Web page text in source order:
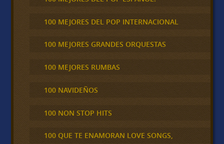
100 MEJORES DEL POP INTERNACIONAL
100 MEJORES GRANDES ORQUESTAS
100 MEJORES RUMBAS
100 NAVIDEÑOS
100 NON STOP HITS
100 QUE TE ENAMORAN LOVE SONGS,